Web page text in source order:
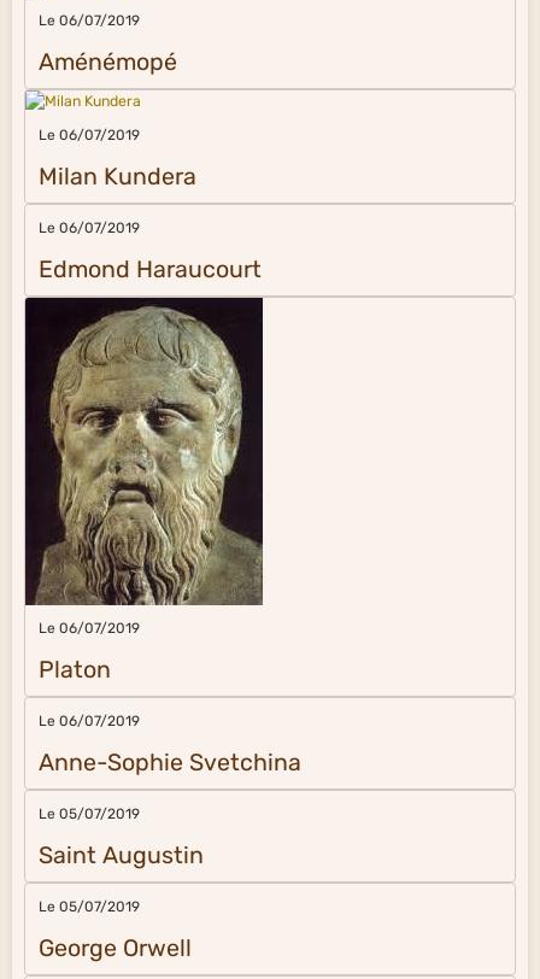
Le 06/07/2019
Aménémopé
Le 06/07/2019
Milan Kundera
Le 06/07/2019
Edmond Haraucourt
Le 06/07/2019
Platon
Le 06/07/2019
Anne-Sophie Svetchina
Le 05/07/2019
Saint Augustin
Le 05/07/2019
George Orwell